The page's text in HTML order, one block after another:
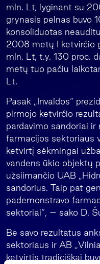
mln. Lt, lyginant su
grynasis pelnas buvo
konsoliduotas
2008 metų I ketvirčio
mln. Lt, t.y. 130 proc.
metų tuo pačiu
Lt.
Pasak „Invaldos“
pirmojo ketvirčio
pardavimo sandoriai
farmacijos sektoriaus
ketvirtį sėkmingai
vandens ūkio objektų
užsiimančio UAB
sandorius. Taip pat
pademonstravo
sektoriai“, – sako D.
Be savo rezultatus
sektoriaus ir AB
ketvirtis tradiciškai